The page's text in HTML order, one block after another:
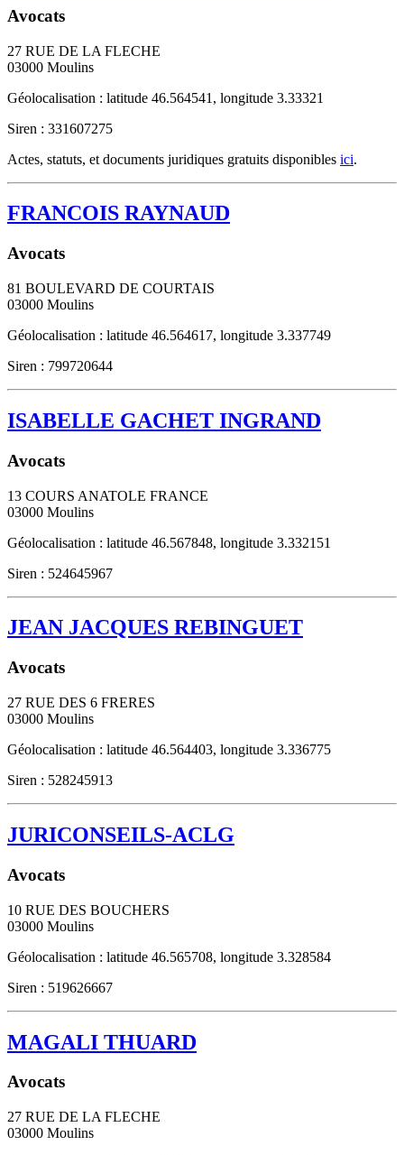
Avocats
27 RUE DE LA FLECHE
03000 Moulins
Géolocalisation : latitude 46.564541, longitude 3.33321
Siren : 331607275
Actes, statuts, et documents juridiques gratuits disponibles ici.
FRANCOIS RAYNAUD
Avocats
81 BOULEVARD DE COURTAIS
03000 Moulins
Géolocalisation : latitude 46.564617, longitude 3.337749
Siren : 799720644
ISABELLE GACHET INGRAND
Avocats
13 COURS ANATOLE FRANCE
03000 Moulins
Géolocalisation : latitude 46.567848, longitude 3.332151
Siren : 524645967
JEAN JACQUES REBINGUET
Avocats
27 RUE DES 6 FRERES
03000 Moulins
Géolocalisation : latitude 46.564403, longitude 3.336775
Siren : 528245913
JURICONSEILS-ACLG
Avocats
10 RUE DES BOUCHERS
03000 Moulins
Géolocalisation : latitude 46.565708, longitude 3.328584
Siren : 519626667
MAGALI THUARD
Avocats
27 RUE DE LA FLECHE
03000 Moulins